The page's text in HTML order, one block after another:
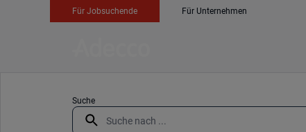
Für Jobsuchende Für Unternehmen
Suche